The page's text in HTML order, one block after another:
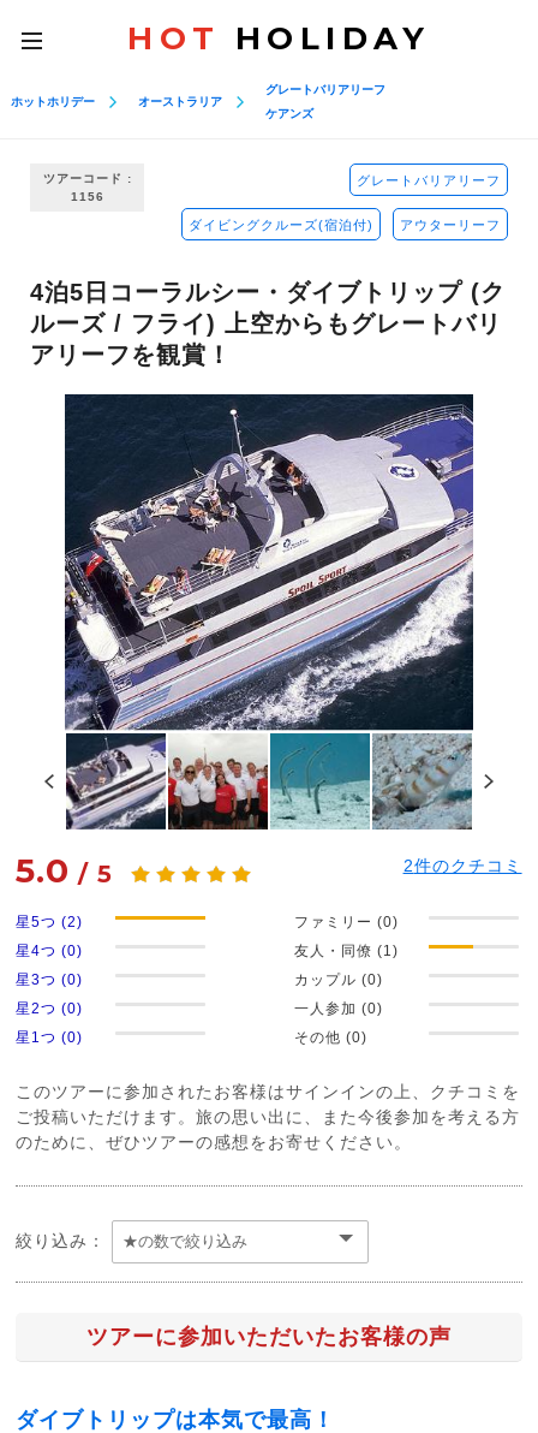
toggle
navigation
HOT HOLIDAY
ホットホリデー オーストラリア
グレートバリアリーフ
ケアンズ
ツアーコード :
1156
グレートバリアリーフ
ダイビングクルーズ(宿泊付) アウターリーフ
4泊5日コーラルシー・ダイブトリップ (ク
ルーズ / フライ) 上空からもグレートバリ
アリーフを観賞！
5.0 /5 2件のクチコミ
星5つ (2)
星4つ (0)
星3つ (0)
星2つ (0)
星1つ (0)
ファミリー (0)
友人・同僚 (1)
カップル (0)
一人参加 (0)
その他 (0)
このツアーに参加されたお客様はサインインの上、クチコミを
ご投稿いただけます。旅の思い出に、また今後参加を考える方
のために、ぜひツアーの感想をお寄せください。
絞り込み：
ツアーに参加いただいたお客様の声
ダイブトリップは本気で最高！